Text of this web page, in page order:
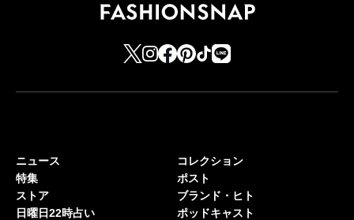
ニュース
特集
ストア
日曜日22時占い
コレクション
ポスト
ブランド・ヒト
ポッドキャスト